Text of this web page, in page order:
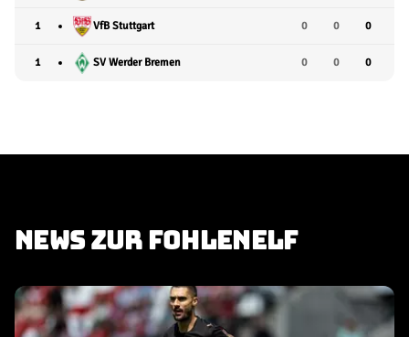
1 VfB Stuttgart 0 0 0
1 SV Werder Bremen 0 0 0
NEWS ZUR FOHLENELF